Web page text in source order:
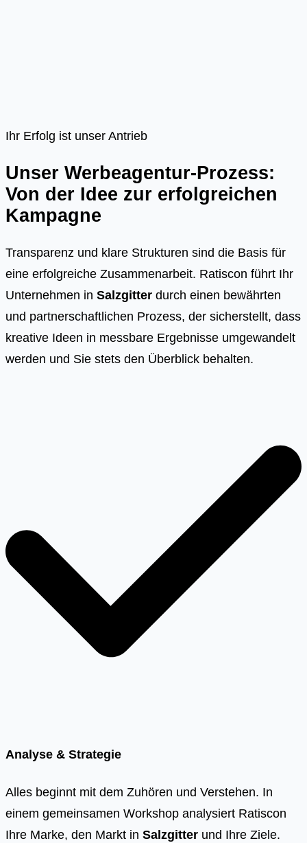
Ihr Erfolg ist unser Antrieb
Unser Werbeagentur-Prozess:
Von der Idee zur erfolgreichen
Kampagne
Transparenz und klare Strukturen sind die Basis für
eine erfolgreiche Zusammenarbeit. Ratiscon führt Ihr
Unternehmen in Salzgitter durch einen bewährten
und partnerschaftlichen Prozess, der sicherstellt, dass
kreative Ideen in messbare Ergebnisse umgewandelt
werden und Sie stets den Überblick behalten.
Analyse & Strategie
Alles beginnt mit dem Zuhören und Verstehen. In
einem gemeinsamen Workshop analysiert Ratiscon
Ihre Marke, den Markt in Salzgitter und Ihre Ziele.